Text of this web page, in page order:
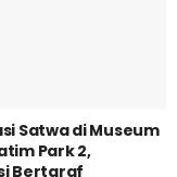
Satwa di Museum
Park 2,
Bertaraf